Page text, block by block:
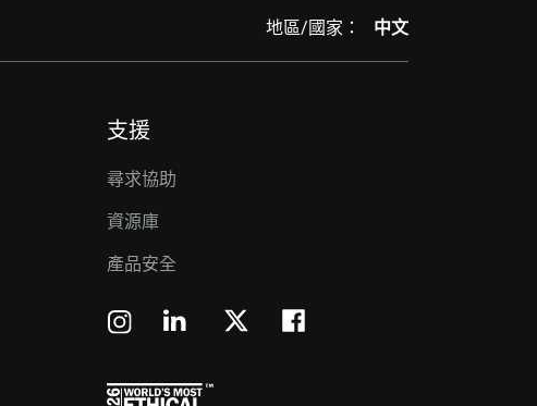
地區/國家： 中文
支援
尋求協助
資源庫
產品安全